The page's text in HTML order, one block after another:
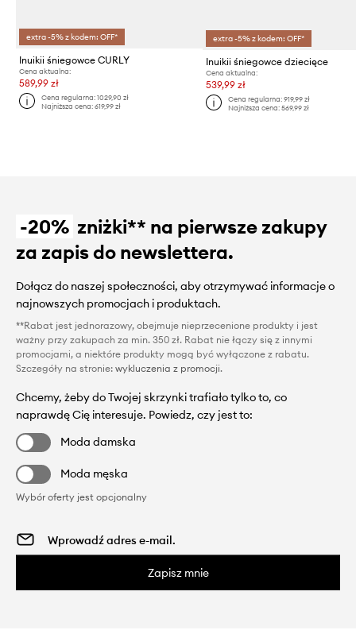
extra -5% z kodem: OFF*
Inuikii śniegowce CURLY
Cena aktualna:
589,99 zł
Cena regularna:1029,90 zł
Najniższa cena:619,99 zł
extra -5% z kodem: OFF*
Inuikii śniegowce dziecięce
Cena aktualna:
539,99 zł
Cena regularna: 919,99 zł
Najniższa cena: 569,99 zł
-20% zniżki** na pierwsze zakupy
za zapis do newslettera.
Dołącz do naszej społeczności, aby otrzymywać informacje o
najnowszych promocjach i produktach.
**Rabat jest jednorazowy, obejmuje nieprzecenione produkty i jest
ważny przy zakupach za min. 350 zł. Rabat nie łączy się z innymi
promocjami, a niektóre produkty mogą być wyłączone z rabatu.
Szczegóły na stronie: wykluczenia z promocji.
Chcemy, żeby do Twojej skrzynki trafiało tylko to, co
naprawdę Cię interesuje. Powiedz, czy jest to:
Moda damska
Moda męska
Wybór oferty jest opcjonalny
Zapisz mnie